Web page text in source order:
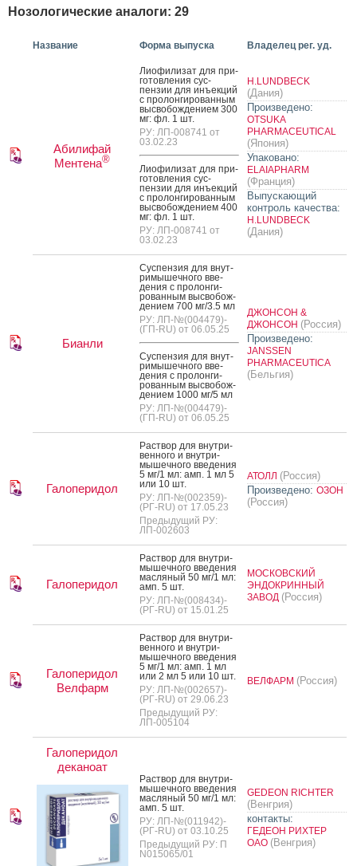
Нозологические аналоги: 29
Название Форма выпуска Владелец рег. уд.
Абилифай
Ментена®
Ли­офи­лизат для при­
готов­ле­ния сус­
пензии для инъ­ек­ций
с про­лон­ги­рован­ным
выс­во­бож­де­ни­ем 300
мг: фл. 1 шт.
РУ: ЛП-008741 от
03.02.23
Ли­офи­лизат для при­
готов­ле­ния сус­
пензии для инъ­ек­ций
с про­лон­ги­рован­ным
выс­во­бож­де­ни­ем 400
мг: фл. 1 шт.
РУ: ЛП-008741 от
03.02.23
H.LUNDBECK
(Дания)
Произведено:
OTSUKA
PHARMACEUTICAL
(Япония)
Упаковано:
ELAIAPHARM
(Франция)
Выпускающий
контроль качества:
H.LUNDBECK
(Дания)
Бианли
Сус­пензия для внут­
ри­мышеч­но­го вве­
дения с про­лон­ги­
рован­ным выс­во­бож­
де­ни­ем 700 мг/3.5 мл
РУ: ЛП-№(004479)-
(ГП-RU) от 06.05.25
Сус­пензия для внут­
ри­мышеч­но­го вве­
дения с про­лон­ги­
рован­ным выс­во­бож­
де­ни­ем 1000 мг/5 мл
РУ: ЛП-№(004479)-
(ГП-RU) от 06.05.25
ДЖОНСОН &
ДЖОНСОН (Россия)
Произведено:
JANSSEN
PHARMACEUTICA
(Бельгия)
Галоперидол
Рас­твор для внут­ри­
вен­но­го и внут­ри­
мышеч­но­го вве­дения
5 мг/1 мл: амп. 1 мл 5
или 10 шт.
РУ: ЛП-№(002359)-
(РГ-RU) от 17.05.23
Предыдущий РУ:
ЛП-002603
АТОЛЛ (Россия)
Произведено: ОЗОН
(Россия)
Галоперидол
Рас­твор для внут­ри­
мышеч­но­го вве­дения
мас­ля­ный 50 мг/1 мл:
амп. 5 шт.
РУ: ЛП-№(008434)-
(РГ-RU) от 15.01.25
МОСКОВСКИЙ
ЭНДОКРИННЫЙ
ЗАВОД (Россия)
Галоперидол
Велфарм
Рас­твор для внут­ри­
вен­но­го и внут­ри­
мышеч­но­го вве­дения
5 мг/1 мл: амп. 1 мл
или 2 мл 5 или 10 шт.
РУ: ЛП-№(002657)-
(РГ-RU) от 29.06.23
Предыдущий РУ:
ЛП-005104
ВЕЛФАРМ (Россия)
Галоперидол
деканоат
Рас­твор для внут­ри­
мышеч­но­го вве­дения
мас­ля­ный 50 мг/1 мл:
амп. 5 шт.
РУ: ЛП-№(011942)-
(РГ-RU) от 03.10.25
Предыдущий РУ: П
N015065/01
GEDEON RICHTER
(Венгрия)
контакты:
ГЕДЕОН РИХТЕР
ОАО (Венгрия)